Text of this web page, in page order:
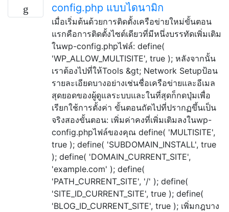
config.php แบบไดนามิก
เมื่อเริ่มต้นด้วยการติดตั้งเครือข่ายใหม่ขั้นตอน
แรกคือการติดตั้งไซต์เดียวที่มีหนึ่งบรรทัดเพิ่มเติม
ในwp-config.phpไฟล์: define(
'WP_ALLOW_MULTISITE', true ); หลังจากนั้น
เราต้องไปที่ให้Tools &gt; Network Setupป้อน
รายละเอียดบางอย่างเช่นชื่อเครือข่ายและอีเมล
สุดยอดของผู้ดูแลระบบและในที่สุดก็กดปุ่มเพื่อ
เรียกใช้การตั้งค่า ขั้นตอนถัดไปที่ปรากฏขึ้นเป็น
จริงสองขั้นตอน: เพิ่มค่าคงที่เพิ่มเติมลงในwp-
config.phpไฟล์ของคุณ define( 'MULTISITE',
true ); define( 'SUBDOMAIN_INSTALL', true
); define( 'DOMAIN_CURRENT_SITE',
'example.com' ); define(
'PATH_CURRENT_SITE', '/' ); define(
'SITE_ID_CURRENT_SITE', true ); define(
'BLOG_ID_CURRENT_SITE', true ); เพิ่มกฎบาง